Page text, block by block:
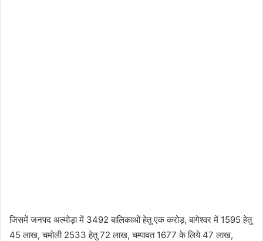
जिसमें जनपद अल्मोड़ा में 3492 बालिकाओं हेतु एक करोड़, बागेश्वर में 1595 हेतु
45 लाख, चमोली 2533 हेतु 72 लाख, चम्पावत 1677 के लिये 47 लाख,